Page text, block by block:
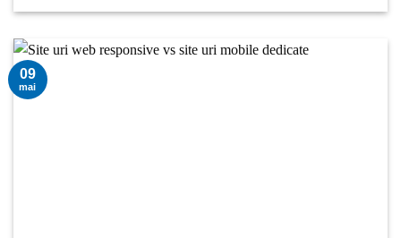
09
mai